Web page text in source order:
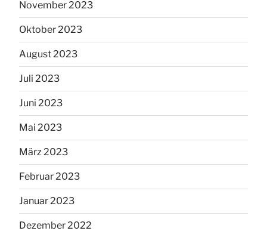
November 2023
Oktober 2023
August 2023
Juli 2023
Juni 2023
Mai 2023
März 2023
Februar 2023
Januar 2023
Dezember 2022